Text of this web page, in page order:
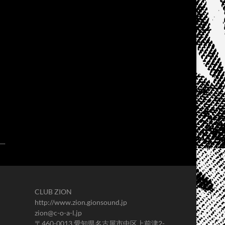
CLUB ZION
http://www.zion.gionsound.jp
zion@c-o-a-l.jp
〒460-0013 愛知県名古屋市中区上前津2-